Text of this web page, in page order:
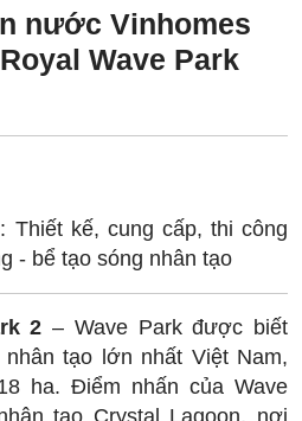
nước Vinhomes
Wave Park
: Thiết kế, cung cấp, thi công
- bể tạo sóng nhân tạo
2 – Wave Park được biết
tạo lớn nhất Việt Nam,
ha. Điểm nhấn của Wave
tạo Crystal Lagoon, nơi